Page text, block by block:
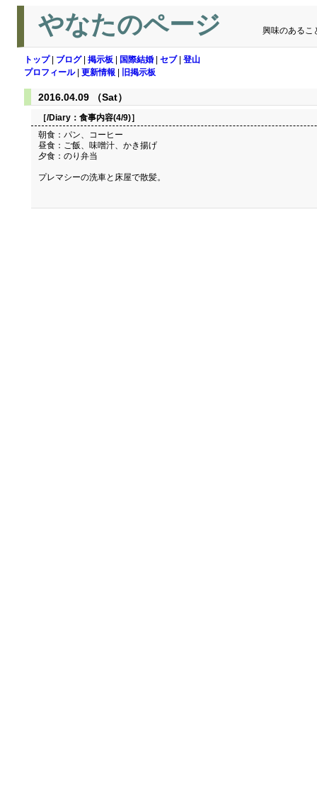
やなたのページ 興味のあるこ
トップ| ブログ| 掲示板 国際結婚 セブ| 登山
プロフィール| 更新情報 旧掲示板
2016.04.09 （Sat）
［/Diary： 食事内容(4/9)］
朝食：パン、コーヒー
昼食：ご飯、味噌汁、かき揚げ
夕食：のり弁当
プレマシーの洗車と床屋で散髪。